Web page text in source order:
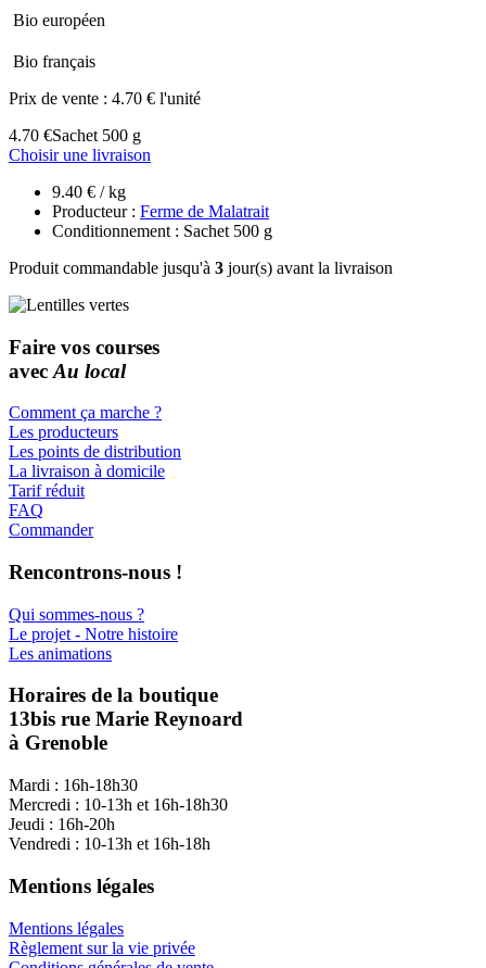
Bio européen
Bio français
Prix de vente : 4.70 € l'unité
4.70 €Sachet 500 g
Choisir une livraison
9.40 € / kg
Producteur : Ferme de Malatrait
Conditionnement : Sachet 500 g
Produit commandable jusqu'à 3 jour(s) avant la livraison
Faire vos courses
avec Au local
Comment ça marche ?
Les producteurs
Les points de distribution
La livraison à domicile
Tarif réduit
FAQ
Commander
Rencontrons-nous !
Qui sommes-nous ?
Le projet - Notre histoire
Les animations
Horaires de la boutique
13bis rue Marie Reynoard
à Grenoble
Mardi : 16h-18h30
Mercredi : 10-13h et 16h-18h30
Jeudi : 16h-20h
Vendredi : 10-13h et 16h-18h
Mentions légales
Mentions légales
Règlement sur la vie privée